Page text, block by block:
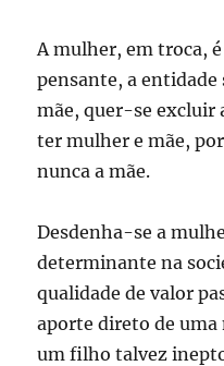
A mulher, em troca,
pensante, a entidade
mãe, quer-se excluir
ter mulher e mãe,
nunca a mãe.
Desdenha-se a
determinante na
qualidade de valor
aporte direto de
um filho talvez